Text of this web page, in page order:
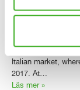
PRESS RELEASE
quick couplers
SaMoTer in
time. The
Italian market,
2017. At…
Läs mer »